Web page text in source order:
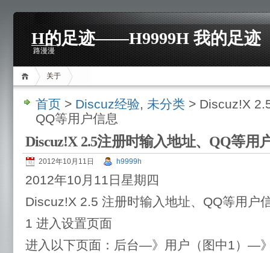
H的足迹——H9999H 我的足迹
路漫漫
关于
首页 > Discuz经验, 未分类 > Discuz!X
QQ等用户信息
Discuz!X 2.5注册时输入地址、QQ等用
2012年10月11日 h9999h
2012年10月11日星期四
Discuz!X 2.5 注册时输入地址、QQ等用户
1 进入设置页面
进入以下页面：后台—》用户（图中1）—